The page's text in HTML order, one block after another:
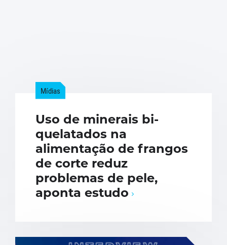
Mídias
Uso de minerais bi-
quelatados na
alimentação de frangos
de corte reduz
problemas de pele,
aponta estudo